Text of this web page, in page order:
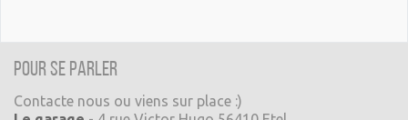
Pour se parler
Contacte nous ou viens sur place :)